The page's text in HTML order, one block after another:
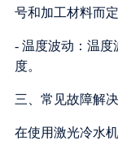
号和加工材料而定
- 温度波动：温
度。
三、常见故障解决
在使用激光冷水